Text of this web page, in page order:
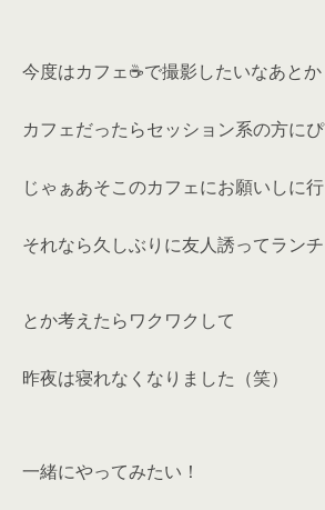
今度はカフェ☕️で撮影したいなあとか
カフェだったらセッション系の方に
じゃぁあそこのカフェにお願いしに
それなら久しぶりに友人誘ってラン
とか考えたらワクワクして
昨夜は寝れなくなりました（笑）
一緒にやってみたい！